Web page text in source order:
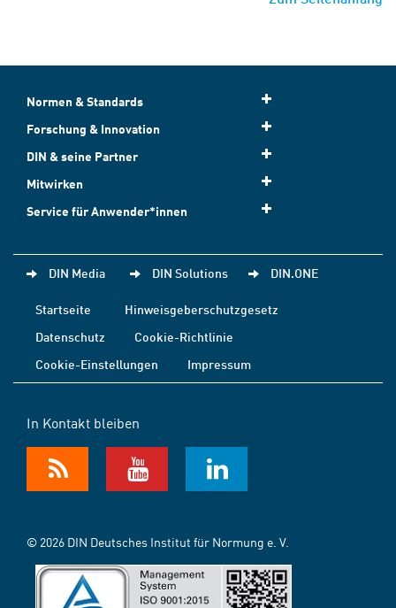
Normen & Standards
Forschung & Innovation
DIN & seine Partner
Mitwirken
Service für Anwender*innen
DIN Media DIN Solutions DIN.ONE
Startseite
Hinweisgeberschutzgesetz
Datenschutz
Cookie-Richtlinie
Cookie-Einstellungen
Impressum
In Kontakt bleiben
© 2026 DIN Deutsches Institut für Normung e. V.